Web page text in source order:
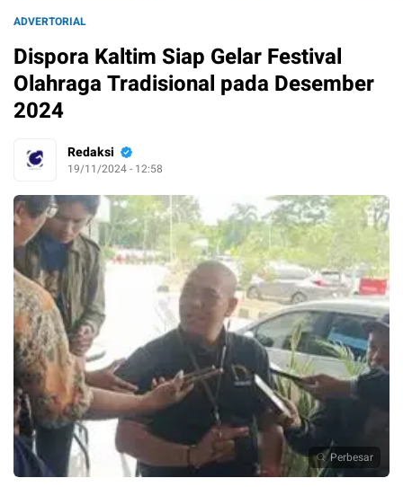
ADVERTORIAL
Dispora Kaltim Siap Gelar Festival
Olahraga Tradisional pada Desember
2024
Redaksi
19/11/2024 - 12:58
Perbesar